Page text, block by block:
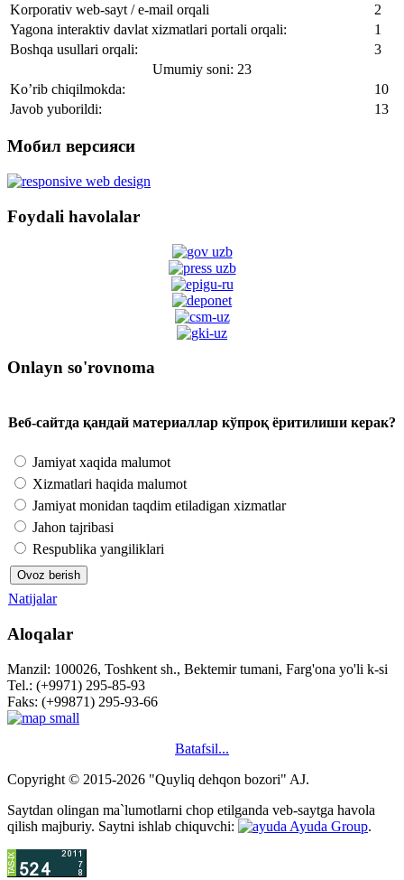
Korporativ web-sayt / e-mail orqali
2
Yagona interaktiv davlat xizmatlari portali orqali:
1
Boshqa usullari orqali:
3
Umumiy soni: 23
Ko’rib chiqilmokda:
10
Javob yuborildi:
13
Мобил версияси
Foydali havolalar
Onlayn so'rovnoma
Веб-сайтда қандай материаллар кўпроқ ёритилиши керак?
Jamiyat xaqida malumot
Xizmatlari haqida malumot
Jamiyat monidan taqdim etiladigan xizmatlar
Jahon tajribasi
Respublika yangiliklari
Natijalar
Aloqalar
Manzil: 100026, Toshkent sh., Bektemir tumani, Farg'ona yo'li k-si
Tel.: (+9971) 295-85-93
Faks: (+99871) 295-93-66
Batafsil...
Copyright © 2015-2026 "Quyliq dehqon bozori" AJ.
Saytdan olingan ma`lumotlarni chop etilganda veb-saytga havola
qilish majburiy. Saytni ishlab chiquvchi:
Ayuda Group.